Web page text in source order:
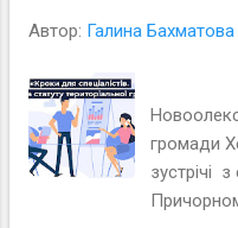
учасники
громади
Автор: Галина Бахматова
громади
зустрічі